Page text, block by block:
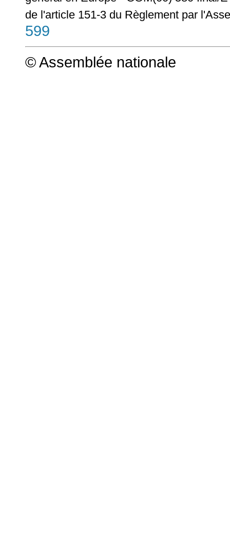
de l'article 151-3 du Règlement par
599
© Assemblée nationale